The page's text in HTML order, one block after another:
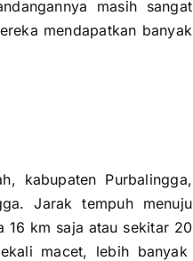
masih sangat
mendapatkan banyak
kabupaten Purbalingga,
Jarak tempuh menuju
16 km saja atau sekitar 20
macet, lebih banyak